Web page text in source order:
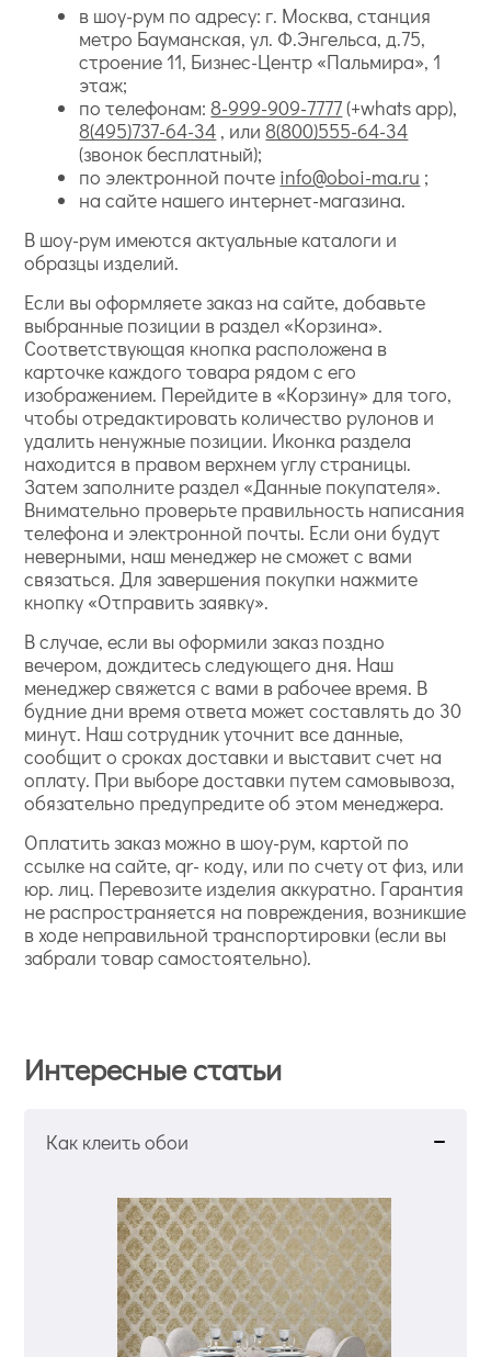
в шоу-рум по адресу: г. Москва, станция
метро Бауманская, ул. Ф.Энгельса, д.75,
строение 11, Бизнес-Центр «Пальмира», 1
этаж;
по телефонам: 8-999-909-7777(+whats app),
8(495)737-64-34 , или 8(800)555-64-34
(звонок бесплатный);
по электронной почте info@oboi-ma.ru ;
на сайте нашего интернет-магазина.
В шоу-рум имеются актуальные каталоги и
образцы изделий.
Если вы оформляете заказ на сайте, добавьте
выбранные позиции в раздел «Корзина».
Соответствующая кнопка расположена в
карточке каждого товара рядом с его
изображением. Перейдите в «Корзину» для того,
чтобы отредактировать количество рулонов и
удалить ненужные позиции. Иконка раздела
находится в правом верхнем углу страницы.
Затем заполните раздел «Данные покупателя».
Внимательно проверьте правильность написания
телефона и электронной почты. Если они будут
неверными, наш менеджер не сможет с вами
связаться. Для завершения покупки нажмите
кнопку «Отправить заявку».
В случае, если вы оформили заказ поздно
вечером, дождитесь следующего дня. Наш
менеджер свяжется с вами в рабочее время. В
будние дни время ответа может составлять до 30
минут. Наш сотрудник уточнит все данные,
сообщит о сроках доставки и выставит счет на
оплату. При выборе доставки путем самовывоза,
обязательно предупредите об этом менеджера.
Оплатить заказ можно в шоу-рум, картой по
ссылке на сайте, qr- коду, или по счету от физ, или
юр. лиц. Перевозите изделия аккуратно. Гарантия
не распространяется на повреждения, возникшие
в ходе неправильной транспортировки (если вы
забрали товар самостоятельно).
Интересные статьи
Как клеить обои